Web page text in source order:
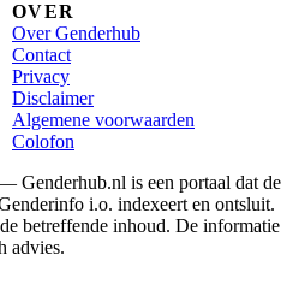
OVER
Over Genderhub
Contact
Privacy
Disclaimer
Algemene voorwaarden
Colofon
Genderhub.nl is een portaal dat de
i.o. indexeert en ontsluit.
betreffende inhoud. De informatie
advies.